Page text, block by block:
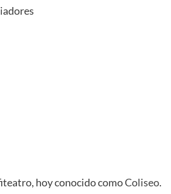
hoy conocido comoColiseo.